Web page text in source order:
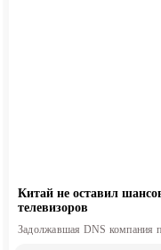
Китай не оставил
телевизоров
Задолжавшая DNS компания